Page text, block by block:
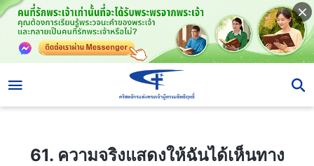
61. ความจริงแสดงให้ฉันได้เห็นทาง
61. ความจริงแสดงให้ฉันได้เห็นทาง